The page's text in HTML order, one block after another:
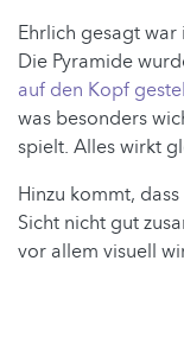
Ehrlich gesagt war
Die Pyramide
auf den Kopf
was besonders
spielt. Alles wirkt
Hinzu kommt,
Sicht nicht gut
vor allem visuell